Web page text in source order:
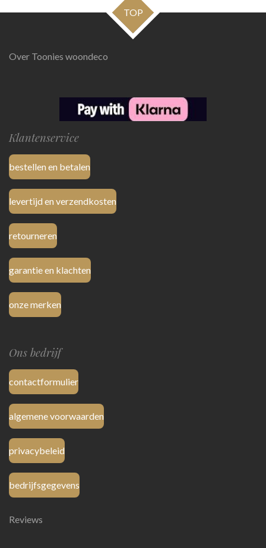
TOP
Over Toonies woondeco
Klantenservice
bestellen en betalen
levertijd en verzendkosten
retourneren
garantie en klachten
onze merken
Ons bedrijf
contactformulier
algemene voorwaarden
privacybeleid
bedrijfsgegevens
Reviews